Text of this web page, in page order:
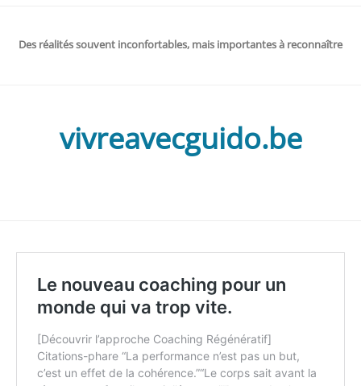
Des réalités souvent inconfortables, mais importantes à reconnaître
vivreavecguido.be